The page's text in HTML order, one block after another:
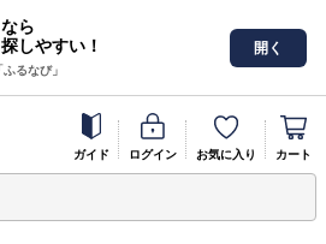
ら
しやすい！
るなび」
開く
ガイド ログイン お気に入り カート